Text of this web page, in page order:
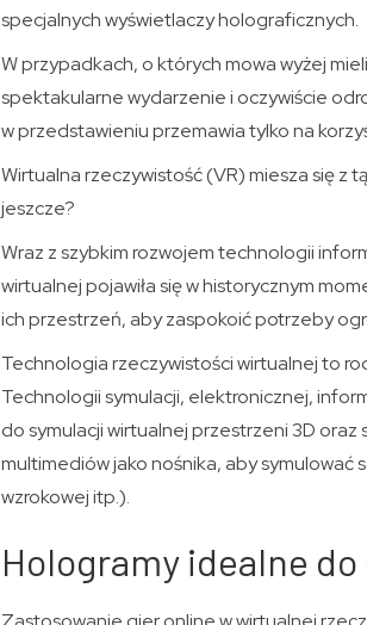
specjalnych wyświetlaczy holograficznych.
W przypadkach, o których mowa wyżej
spektakularne wydarzenie i oczywiście
w przedstawieniu przemawia tylko na
Wirtualna rzeczywistość (VR) miesza się z
jeszcze?
Wraz z szybkim rozwojem technologii
wirtualnej pojawiła się w historycznym
ich przestrzeń, aby zaspokoić potrzeby
Technologia rzeczywistości wirtualnej to
Technologii symulacji, elektronicznej,
do symulacji wirtualnej przestrzeni 3D
multimediów jako nośnika, aby symulować
wzrokowej itp.).
Hologramy idealne